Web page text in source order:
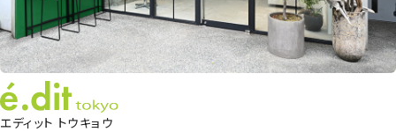
エディット トウキョウ